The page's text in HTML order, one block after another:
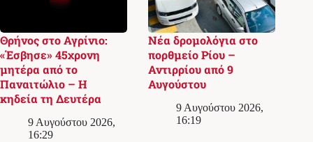
Θρήνος στο Αγρίνιο:
«Έσβησε» 45χρονη
μητέρα από το
Παναιτώλιο – Η
κηδεία τη Δευτέρα
9 Αυγούστου 2026,
16:29
Νέα δρομολόγια στο
πορθμείο Ρίου –
Αντιρρίου από 9
Αυγούστου
9 Αυγούστου 2026,
16:19